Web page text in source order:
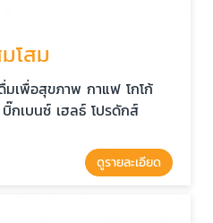
โสม
เพื่อสุขภาพ กาแฟ โกโก้
กเบนซ์ เฮลธ์ โปรดักส์
ดูรายละเอียด